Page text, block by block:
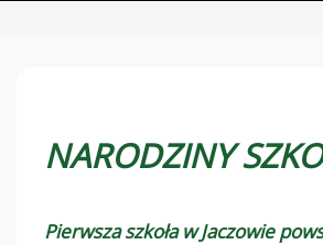
NARODZINY
Pierwsza szkoła w Jaczowie